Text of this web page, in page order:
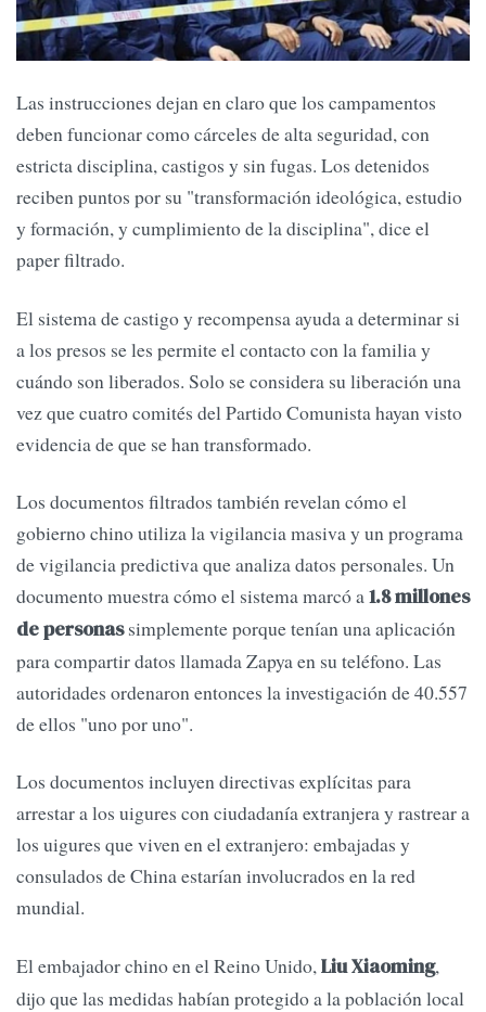
Las instrucciones dejan en claro que los campamentos
deben funcionar como cárceles de alta seguridad, con
estricta disciplina, castigos y sin fugas. Los detenidos
reciben puntos por su "transformación ideológica, estudio
y formación, y cumplimiento de la disciplina", dice el
paper filtrado.
El sistema de castigo y recompensa ayuda a determinar si
a los presos se les permite el contacto con la familia y
cuándo son liberados. Solo se considera su liberación una
vez que cuatro comités del Partido Comunista hayan visto
evidencia de que se han transformado.
Los documentos filtrados también revelan cómo el
gobierno chino utiliza la vigilancia masiva y un programa
de vigilancia predictiva que analiza datos personales. Un
documento muestra cómo el sistema marcó a1.8 millones
de personassimplemente porque tenían una aplicación
para compartir datos llamada Zapya en su teléfono. Las
autoridades ordenaron entonces la investigación de 40.557
de ellos "uno por uno".
Los documentos incluyen directivas explícitas para
arrestar a los uigures con ciudadanía extranjera y rastrear a
los uigures que viven en el extranjero: embajadas y
consulados de China estarían involucrados en la red
mundial.
El embajador chino en el Reino Unido, Liu Xiaoming,
dijo que las medidas habían protegido a la población local